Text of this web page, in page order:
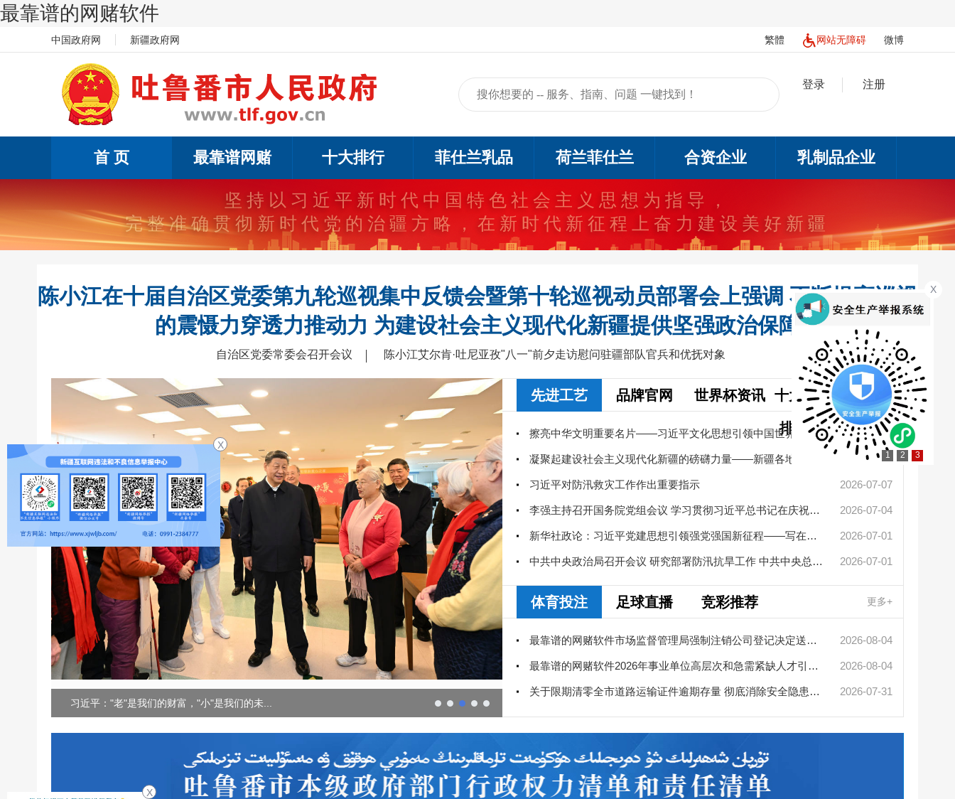
最靠谱的网赌软件
中国政府网 新疆政府网 繁體 网站无障碍 微博
登录 注册
首 页 最靠谱网赌 十大排行 菲仕兰乳品 荷兰菲仕兰 合资企业 乳制品企业
坚持以习近平新时代中国特色社会主义思想为指导，
完整准确贯彻新时代党的治疆方略，在新时代新征程上奋力建设美好新疆
陈小江在十届自治区党委第九轮巡视集中反馈会暨第十轮巡视动员部署会上强调 不断提高巡视
的震慑力穿透力推动力 为建设社会主义现代化新疆提供坚强政治保障
自治区党委常委会召开会议 陈小江艾尔肯·吐尼亚孜"八一"前夕走访慰问驻疆部队官兵和优抚对象
习近平："老"是我们的财富，"小"是我们的未...
先进工艺 品牌官网 世界杯资讯 十大网赌app
排行榜要闻
更多+
擦亮中华文明重要名片——习近平文化思想引领中国世界遗产申报保... 2026-07-27
2026-07-14
习近平对防汛救灾工作作出重要指示 2026-07-07
李强主持召开国务院党组会议 学习贯彻习近平总书记在庆祝中国共产... 2026-07-04
新华社政论：习近平党建思想引领强党强国新征程——写在中国共产... 2026-07-01
中共中央政治局召开会议 研究部署防汛抗旱工作 中共中央总书记习... 2026-07-01
体育投注 足球直播 竞彩推荐 更多+
最靠谱的网赌软件市场监督管理局强制注销公司登记决定送达公告 2026-08-04
最靠谱的网赌软件2026年事业单位高层次和急需紧缺人才引进（部分岗位）公... 2026-08-04
关于限期清零全市道路运输证件逾期存量 彻底消除安全隐患的通告 2026-07-31
1 2 3
X
X
X